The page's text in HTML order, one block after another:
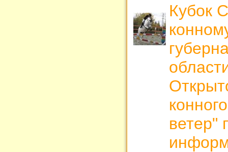
Кубок
ветер"